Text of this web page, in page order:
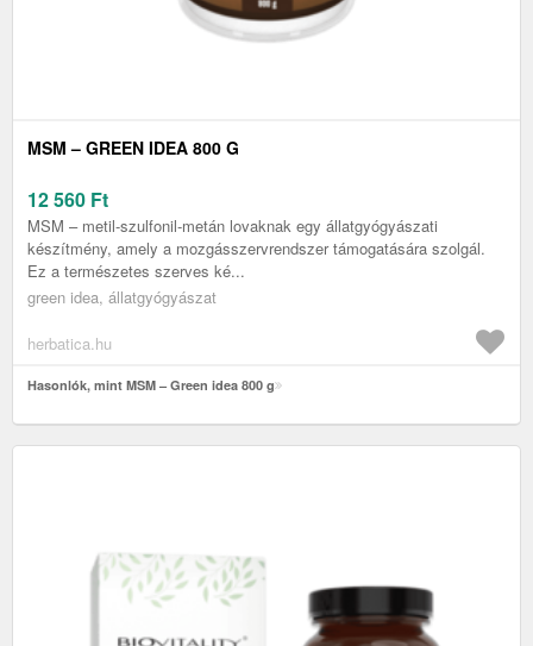
MSM – GREEN IDEA 800 G
12 560 Ft
MSM – metil-szulfonil-metán lovaknak egy állatgyógyászati
készítmény, amely a mozgásszervrendszer támogatására szolgál.
Ez a természetes szerves ké...
green idea, állatgyógyászat
herbatica.hu
Hasonlók, mint MSM – Green idea 800 g